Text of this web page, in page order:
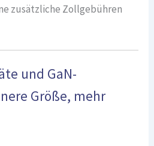
zusätzliche Zollgebühren
und GaN-
Größe, mehr